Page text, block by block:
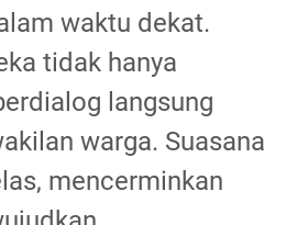
waktu dekat.
tidak hanya
langsung
warga. Suasana
mencerminkan